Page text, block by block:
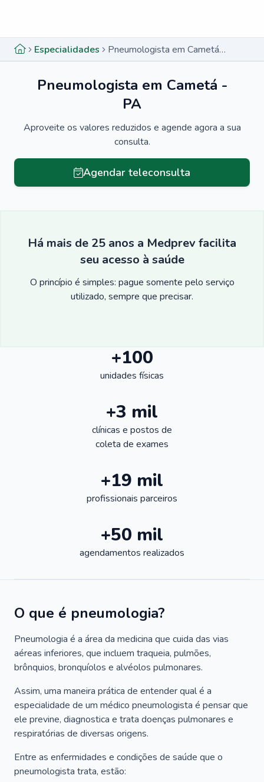
Especialidades Pneumologista em Cametá - PA
Pneumologista em Cametá -
PA
Aproveite os valores reduzidos e agende agora a sua
consulta.
Agendar teleconsulta
Há mais de 25 anos a Medprev facilita
seu acesso à saúde
O princípio é simples: pague somente pelo serviço
utilizado, sempre que precisar.
+100
unidades físicas
+3 mil
clínicas e postos de
coleta de exames
+19 mil
profissionais parceiros
+50 mil
agendamentos realizados
O que é pneumologia?
Pneumologia é a área da medicina que cuida das vias
aéreas inferiores, que incluem traqueia, pulmões,
brônquios, bronquíolos e alvéolos pulmonares.
Assim, uma maneira prática de entender qual é a
especialidade de um médico pneumologista é pensar que
ele previne, diagnostica e trata doenças pulmonares e
respiratórias de diversas origens.
Entre as enfermidades e condições de saúde que o
pneumologista trata, estão: